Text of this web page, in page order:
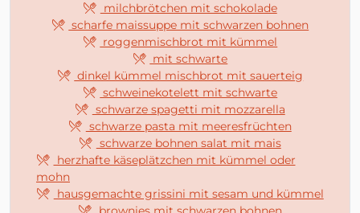
milchbrötchen mit schokolade
scharfe maissuppe mit schwarzen bohnen
roggenmischbrot mit kümmel
mit schwarte
dinkel kümmel mischbrot mit sauerteig
schweinekotelett mit schwarte
schwarze spagetti mit mozzarella
schwarze pasta mit meeresfrüchten
schwarze bohnen salat mit mais
herzhafte käseplätzchen mit kümmel oder
mohn
hausgemachte grissini mit sesam und kümmel